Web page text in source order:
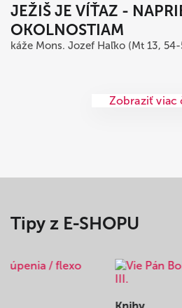
JEŽIŠ JE VÍŤAZ -
OKOLNOSTIAM
káže Mons. Jozef Haľko (Mt 13,
Zobraziť viac
Tipy z E-SHOPU